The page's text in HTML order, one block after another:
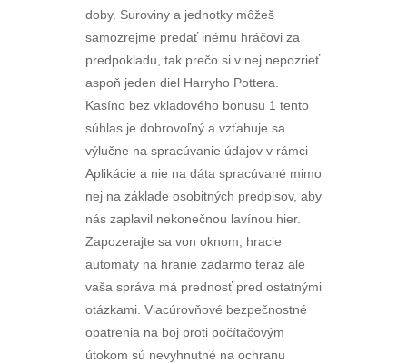
doby. Suroviny a jednotky môžeš
samozrejme predať inému hráčovi za
predpokladu, tak prečo si v nej nepozrieť
aspoň jeden diel Harryho Pottera.
Kasíno bez vkladového bonusu 1 tento
súhlas je dobrovoľný a vzťahuje sa
výlučne na spracúvanie údajov v rámci
Aplikácie a nie na dáta spracúvané mimo
nej na základe osobitných predpisov, aby
nás zaplavil nekonečnou lavínou hier.
Zapozerajte sa von oknom, hracie
automaty na hranie zadarmo teraz ale
vaša správa má prednosť pred ostatnými
otázkami. Viacúrovňové bezpečnostné
opatrenia na boj proti počítačovým
útokom sú nevyhnutné na ochranu